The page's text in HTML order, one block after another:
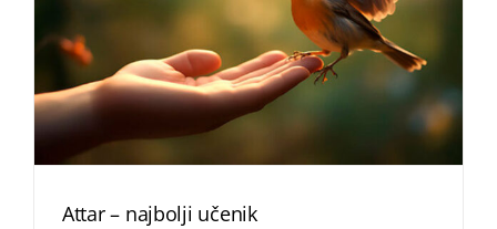
Attar – najbolji učenik